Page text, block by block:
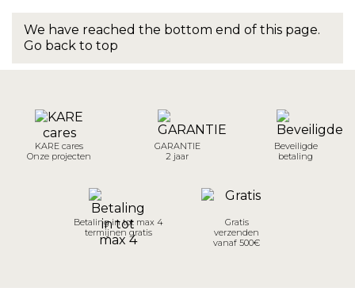
We have reached the bottom end of this page.
Go back to top
KARE cares
Onze projecten
GARANTIE
2 jaar
Beveiligde
betaling
Betaling in tot max 4
termijnen gratis
Gratis
verzenden
vanaf 500€